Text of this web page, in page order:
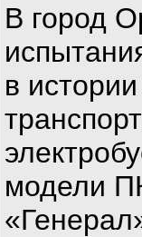
В город
в
модели